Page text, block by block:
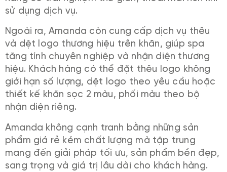
sử dụng dịch vụ.
Ngoài ra, Amanda còn cung cấp dịch vụ thêu
và dệt logo thương hiệu trên khăn, giúp spa
tăng tính chuyên nghiệp và nhận diện thương
hiệu. Khách hàng có thể đặt thêu logo không
giới hạn số lượng, dệt logo theo yêu cầu hoặc
thiết kế khăn sọc 2 màu, phối màu theo bộ
nhận diện riêng.
Amanda không cạnh tranh bằng những sản
phẩm giá rẻ kém chất lượng mà tập trung
mang đến giải pháp tối ưu, sản phẩm bền đẹp,
sang trọng và giá trị lâu dài cho khách hàng.